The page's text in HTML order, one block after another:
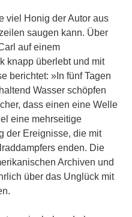
viel Honig der Autor aus
saugen kann. Über
auf einem
knapp überlebt und mit
berichtet: »In fünf Tagen
Wasser schöpfen
dass einen eine Welle
eine mehrseitige
der Ereignisse, die mit
enden. Die
Archiven und
über das Unglück mit